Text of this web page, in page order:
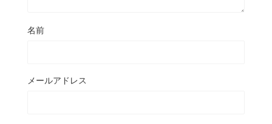
名前
メールアドレス